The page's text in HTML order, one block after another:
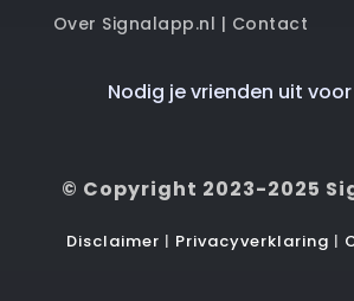
Over Signalapp.nl | Contact
Nodig je vrienden uit
© Copyright 2023-2025
Disclaimer | Privacyverklaring |